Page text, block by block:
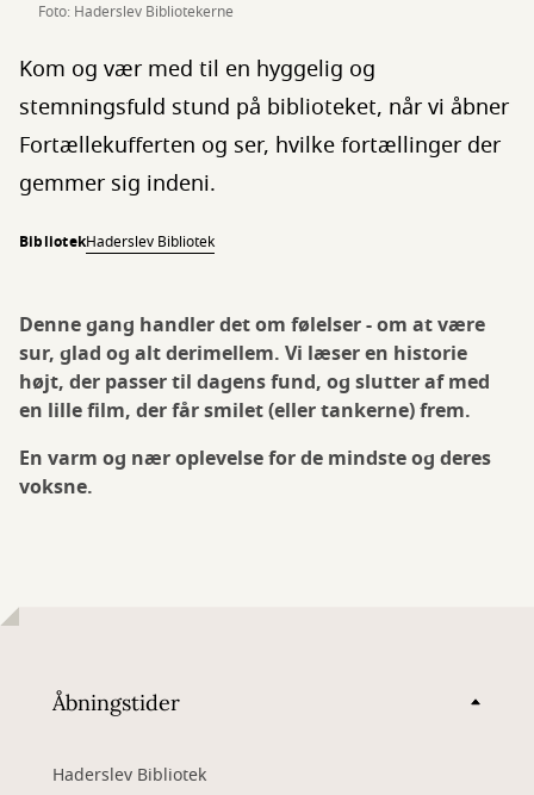
Foto: Haderslev Bibliotekerne
Kom og vær med til en hyggelig og
stemningsfuld stund på biblioteket, når vi åbner
Fortællekufferten og ser, hvilke fortællinger der
gemmer sig indeni.
BibliotekHaderslev Bibliotek
Denne gang handler det om følelser - om at være
sur, glad og alt derimellem. Vi læser en historie
højt, der passer til dagens fund, og slutter af med
en lille film, der får smilet (eller tankerne) frem.
En varm og nær oplevelse for de mindste og deres
voksne.
Åbningstider
Haderslev Bibliotek